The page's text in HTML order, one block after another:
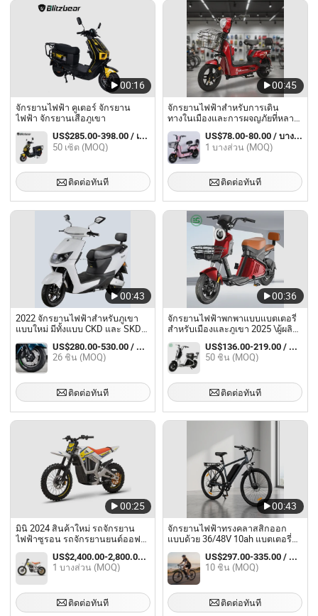
00:16
จักรยานไฟฟ้า คูเตอร์ จักรยาน
ไฟฟ้า จักรยานเสือภูเขา
US$285.00-398.00 / เตรียมตัว
50 เซ็ต (MOQ)
ติดต่อทันที
00:45
จักรยานไฟฟ้าสำหรับการเดิน
ทางในเมืองและการผจญภัยที่หลาก
หลาย
US$78.00-80.00 / บางส่วน
1 บางส่วน (MOQ)
ติดต่อทันที
00:43
2022 จักรยานไฟฟ้าสำหรับภูเขา
แบบใหม่ มีทั้งแบบ CKD และ SKD
พร้อมจำหน่าย
US$280.00-530.00 / บางส่วน
26 ชิ้น (MOQ)
ติดต่อทันที
00:36
จักรยานไฟฟ้าพกพาแบบแบตเตอรี่
สำหรับเมืองและภูเขา 2025 \ผู้ผลิต
จีน Spl-J
US$136.00-219.00 / บางส่วน
50 ชิ้น (MOQ)
ติดต่อทันที
00:25
มินิ 2024 สินค้าใหม่ รถจักรยาน
ไฟฟ้าซูรอน รถจักรยานยนต์ออฟ
โรด รถจักรยานไฟฟ้าสำหรับเด็ก
US$2,400.00-2,800.00 / บางส่วน
1 บางส่วน (MOQ)
ติดต่อทันที
00:43
จักรยานไฟฟ้าทรงคลาสสิกออก
แบบด้วย 36/48V 10ah แบตเตอรี่
350W
US$297.00-335.00 / บางส่วน
10 ชิ้น (MOQ)
ติดต่อทันที